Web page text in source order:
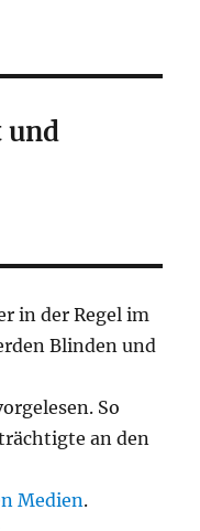
und
in der Regel im
Blinden und
So
an den
Medien.